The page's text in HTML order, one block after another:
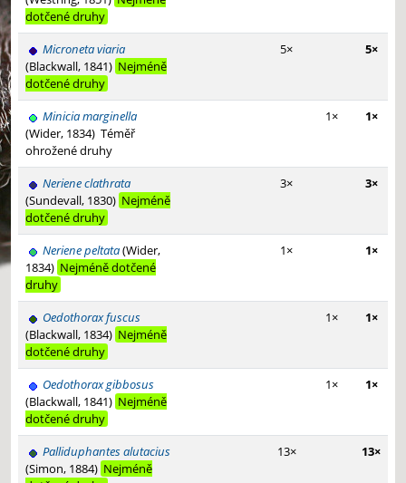
dotčené druhy
Microneta viaria
(Blackwall, 1841) Nejméně
dotčené druhy
5× 5×
Minicia marginella
(Wider, 1834) Téměř
ohrožené druhy
1× 1×
Neriene clathrata
(Sundevall, 1830) Nejméně
dotčené druhy
3× 3×
Neriene peltata(Wider,
1834) Nejméně dotčené
druhy
1× 1×
Oedothorax fuscus
(Blackwall, 1834) Nejméně
dotčené druhy
1× 1×
Oedothorax gibbosus
(Blackwall, 1841) Nejméně
dotčené druhy
1× 1×
Palliduphantes alutacius
(Simon, 1884) Nejméně
13× 13×